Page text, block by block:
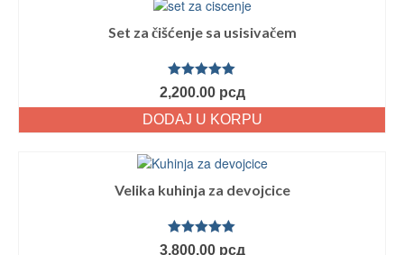
Set za čišćenje sa usisivačem
Ocenjeno
sa5.00 od
5
2,200.00 рсд
DODAJ U KORPU
Velika kuhinja za devojcice
Ocenjeno
3,800.00 рсд